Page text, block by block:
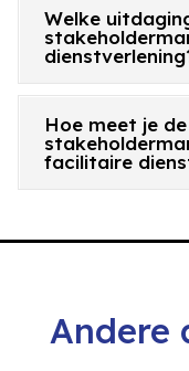
Welke
Hoe meet je
facilitaire
Andere